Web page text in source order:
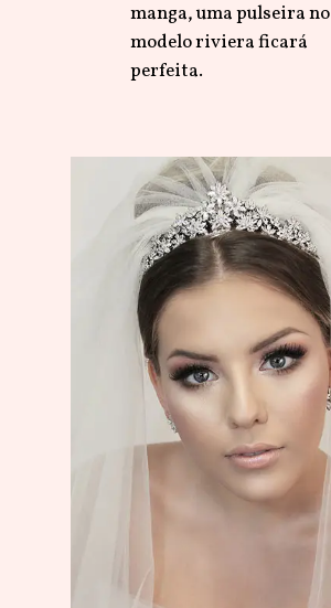
manga, uma pulseira no
modelo riviera ficará
perfeita.